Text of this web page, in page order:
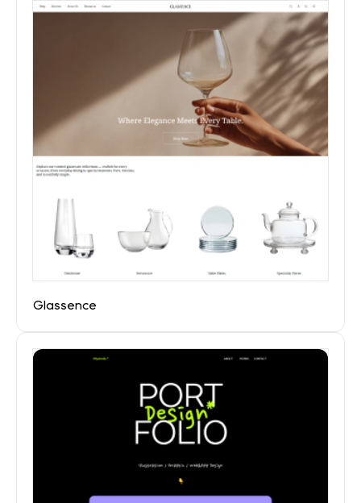
Glassence